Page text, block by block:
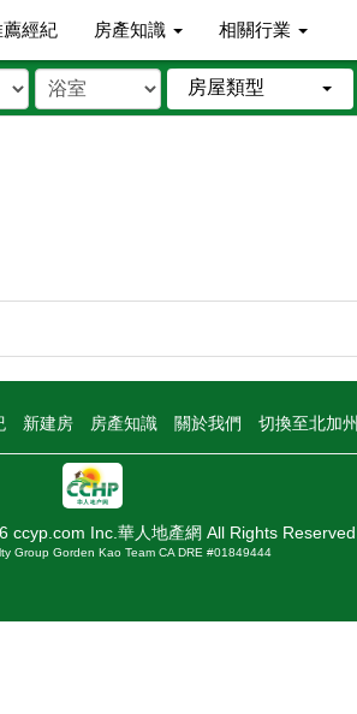
薦經紀 房產知識 相關行業
房屋類型
新建房 房產知識 關於我們 切換至北加州
ccyp.com Inc.華人地產網 All Rights Reserved
Group Gorden Kao Team CA DRE #01849444